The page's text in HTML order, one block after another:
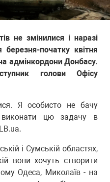
не змінилися і наразі
початку квітня
адмінкордони Донбасу.
голови Офісу
Я особисто не бачу
виконати цю задачу в
і Сумській областях,
вони хочуть створити
Одеса, Миколаїв - на